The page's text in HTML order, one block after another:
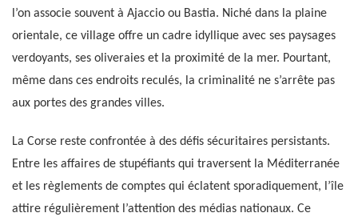
l’on associe souvent à Ajaccio ou Bastia. Niché dans la plaine
orientale, ce village offre un cadre idyllique avec ses paysages
verdoyants, ses oliveraies et la proximité de la mer. Pourtant,
même dans ces endroits reculés, la criminalité ne s’arrête pas
aux portes des grandes villes.
La Corse reste confrontée à des défis sécuritaires persistants.
Entre les affaires de stupéfiants qui traversent la Méditerranée
et les règlements de comptes qui éclatent sporadiquement, l’île
attire régulièrement l’attention des médias nationaux. Ce